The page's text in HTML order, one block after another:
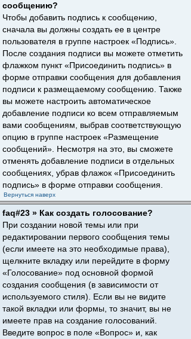
сообщению?
Чтобы добавить подпись к сообщению,
сначала вы должны создать ее в центре
пользователя в группе настроек «Подпись».
После создания подписи вы можете отметить
флажком пункт «Присоединить подпись» в
форме отправки сообщения для добавления
подписи к размещаемому сообщению. Также
вы можете настроить автоматическое
добавление подписи ко всем отправляемым
вами сообщениям, выбрав соответствующую
опцию в группе настроек «Размещение
сообщений». Несмотря на это, вы сможете
отменять добавление подписи в отдельных
сообщениях, убрав флажок «Присоединить
подпись» в форме отправки сообщения.
Вернуться наверх
faq#23 » Как создать голосование?
При создании новой темы или при
редактировании первого сообщения темы
(если имеете на это необходимые права),
щелкните вкладку или перейдите в форму
«Голосование» под основной формой
создания сообщения (в зависимости от
используемого стиля). Если вы не видите
такой вкладки или формы, то значит, вы не
имеете прав на создание голосований.
Введите вопрос в поле «Вопрос» и, как